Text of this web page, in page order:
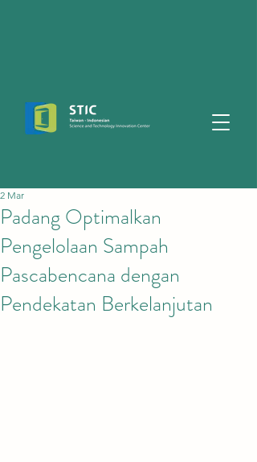
Padang Optimalkan
Pengelolaan Sampah
Pascabencana dengan
Pendekatan Berkelanjutan
2 Mar